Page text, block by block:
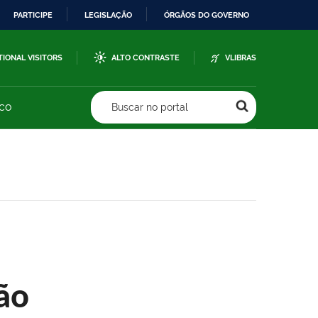
PARTICIPE LEGISLAÇÃO ÓRGÃOS DO GOVERNO
VISITORS ALTO CONTRASTE VLIBRAS
Buscar no portal